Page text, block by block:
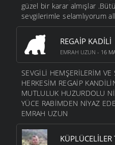
güzel bir karar almışlar
sevgilerimle selamlıyorum
REGAİP KADİLİ
EMRAH UZUN - 16
SEVGİLİ HEMŞERİLERİM VE
HERKESİM REGAİP
MUTLULUK HUZURDOLU
YÜCE RABİMDEN NİYAZ
EMRAH UZUN